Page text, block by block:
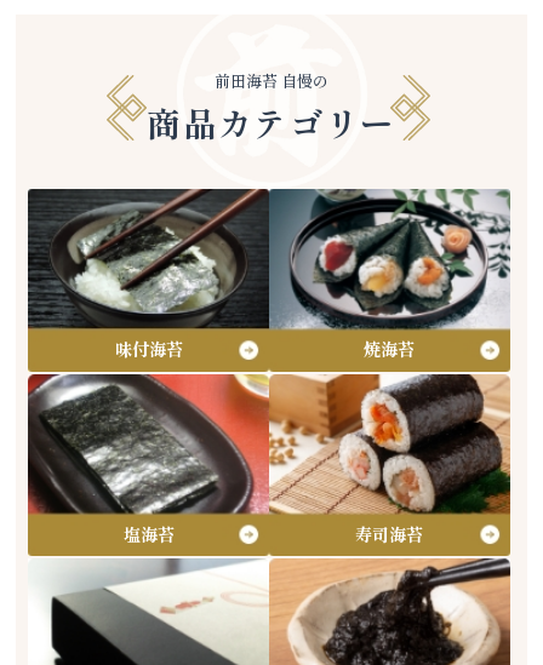
前田海苔 自慢の
商品カテゴリー
味付海苔 焼海苔
塩海苔 寿司海苔